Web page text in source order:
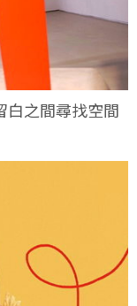
白之間尋找空間